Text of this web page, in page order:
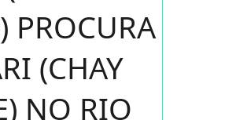
PROCURA
(CHAY
NO RIO